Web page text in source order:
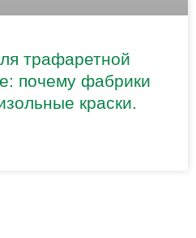
трафаретной
почему фабрики
краски.